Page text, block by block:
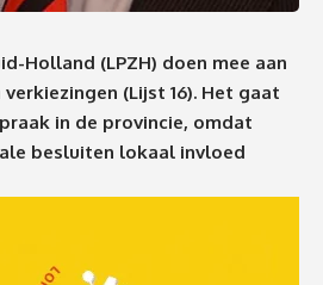
Holland (LPZH) doen mee aan
(Lijst 16). Het gaat
in de provincie, omdat
besluiten lokaal invloed